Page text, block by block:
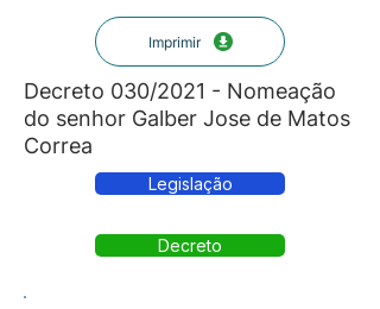
Imprimir
Decreto 030/2021 - Nomeação
do senhor Galber Jose de Matos
Correa
Legislação
Decreto